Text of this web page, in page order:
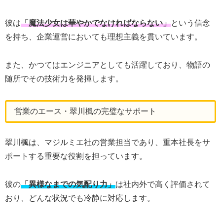
彼は「魔法少女は華やかでなければならない」という信念
を持ち、企業運営においても理想主義を貫いています。
また、かつてはエンジニアとしても活躍しており、物語の
随所でその技術力を発揮します。
営業のエース・翠川楓の完璧なサポート
翠川楓は、マジルミエ社の営業担当であり、重本社長をサ
ポートする重要な役割を担っています。
彼の「異様なまでの気配り力」は社内外で高く評価されて
おり、どんな状況でも冷静に対応します。